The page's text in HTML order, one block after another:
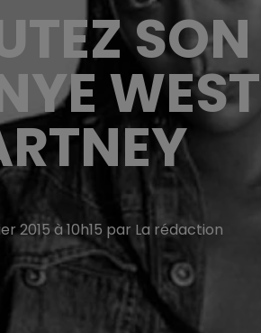
2015 à 10h15 par La rédaction